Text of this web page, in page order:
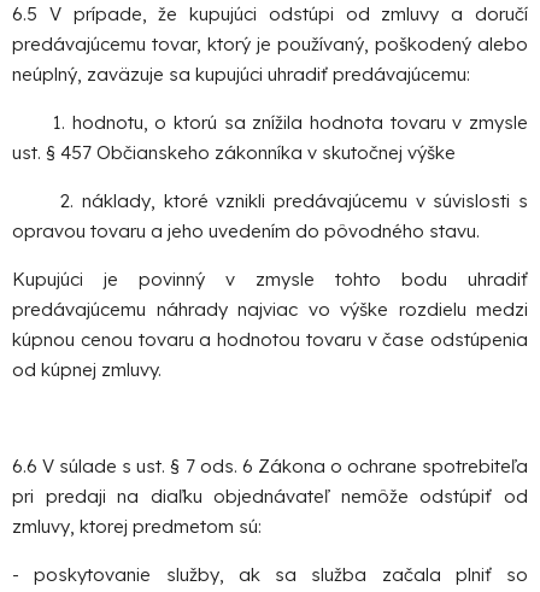
6.5 V prípade, že kupujúci odstúpi od zmluvy a doručí
predávajúcemu tovar, ktorý je používaný, poškodený alebo
neúplný, zaväzuje sa kupujúci uhradiť predávajúcemu:
1. hodnotu, o ktorú sa znížila hodnota tovaru v zmysle
ust. § 457 Občianskeho zákonníka v skutočnej výške
2. náklady, ktoré vznikli predávajúcemu v súvislosti s
opravou tovaru a jeho uvedením do pôvodného stavu.
Kupujúci je povinný v zmysle tohto bodu uhradiť
predávajúcemu náhrady najviac vo výške rozdielu medzi
kúpnou cenou tovaru a hodnotou tovaru v čase odstúpenia
od kúpnej zmluvy.
6.6 V súlade s ust. § 7 ods. 6 Zákona o ochrane spotrebiteľa
pri predaji na diaľku objednávateľ nemôže odstúpiť od
zmluvy, ktorej predmetom sú:
- poskytovanie služby, ak sa služba začala plniť so